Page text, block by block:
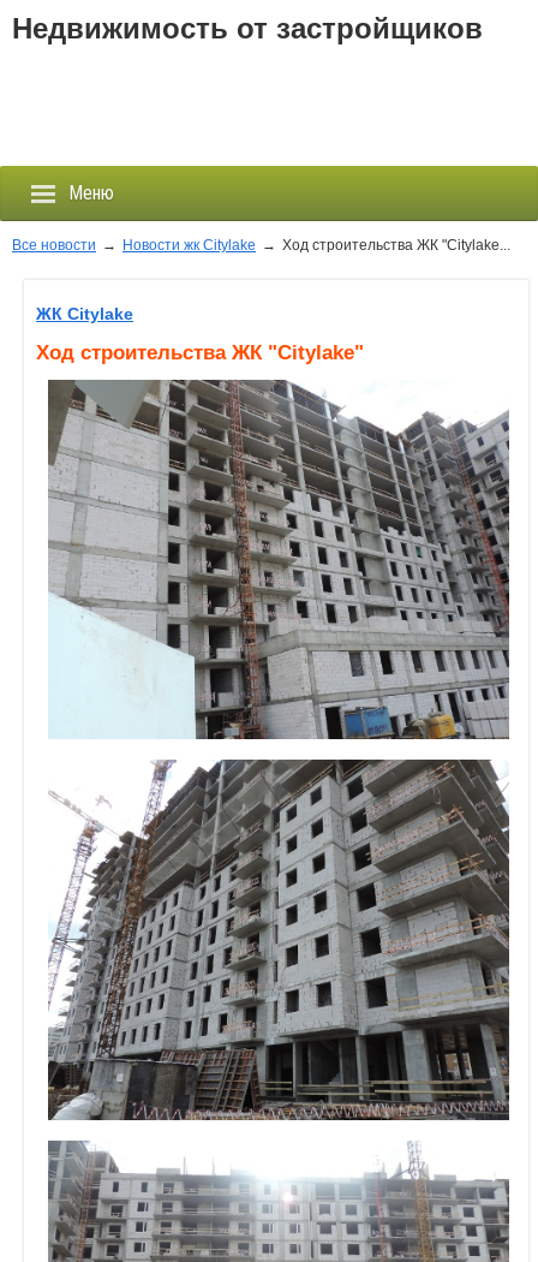
Недвижимость от застройщиков
Меню
Застройщики
Новостройки
Новости
События
Агентства
Объявления
Все новости → Новости жк Citylake → Ход строительства ЖК "Citylake...
ЖК Citylake
Ход строительства ЖК "Citylake"